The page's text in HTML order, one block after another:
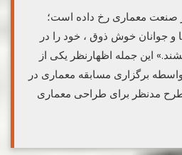
صنعت معماری رخ داده است؛
و جوانان خوش ذوق ، خود را در
این جمله اظهارنظر یکی از
برگزاری مسابقه معماری در
مدنظر برای طراحی معماری